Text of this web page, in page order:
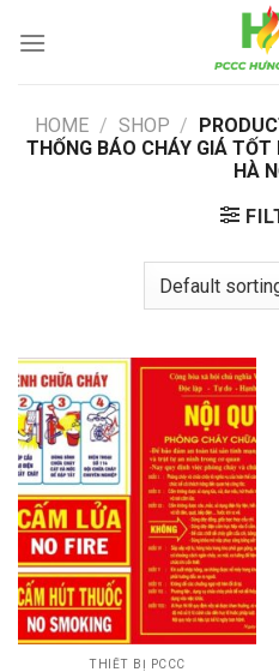
HOME / SHOP /
THỐNG BÁO CHÁY GIÁ
HÀ
THIẾT BỊ PCCC